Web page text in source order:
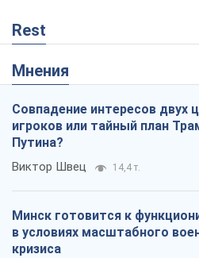
Rest
Мнения
Совпадение интересов двух
игроков или тайный план
Путина?
Виктор Швец 14,4 т.
Минск готовится к
в условиях масштабного
кризиса